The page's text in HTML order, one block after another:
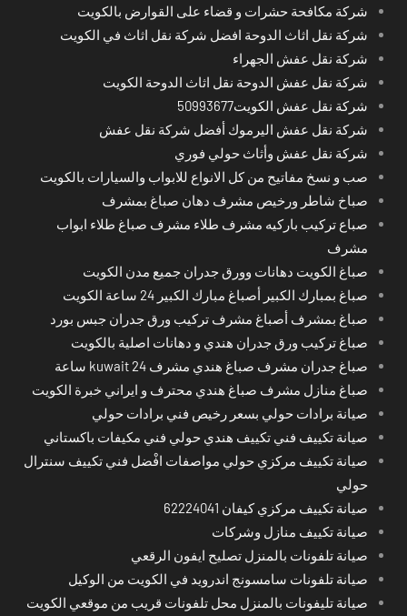
شركة مكافحة حشرات و قضاء على القوارض بالكويت
شركة نقل اثاث الدوحة افضل شركة نقل اثاث في الكويت
شركة نقل عفش الجهراء
شركة نقل عفش الدوحة نقل اثاث الدوحة الكويت
شركة نقل عفش الكويت50993677
شركة نقل عفش اليرموك أفضل شركة نقل عفش
شركة نقل عفش وأثاث حولي فوري
صب و نسخ مفاتيح من كل الانواع للابواب والسيارات بالكويت
صباخ شاطر ورخيص مشرف دهان صباغ بمشرف
صباع تركيب باركيه مشرف طلاء مشرف صباغ طلاء ابواب
مشرف
صباغ الكويت دهانات وورق جدران جميع مدن الكويت
صباغ بمبارك الكبير أصباغ مبارك الكبير 24 ساعة الكويت
صباغ بمشرف أصباغ مشرف تركيب ورق جدران جبس بورد
صباغ تركيب ورق جدران هندي و دهانات اصلية بالكويت
صباغ جدران مشرف صباغ هندي مشرف kuwait 24 ساعة
صباغ منازل مشرف صباغ هندي محترف و ايراني خبرة الكويت
صيانة برادات حولي بسعر رخيص فني برادات حولي
صيانة تكييف فني تكييف هندي حولي فني مكيفات باكستاني
صيانة تكييف مركزي حولي مواصفات افْضل فني تكييف سنترال
حولي
صيانة تكييف مركزي كيفان 62224041
صيانة تكييف منازل وشركات
صيانة تلفونات بالمنزل تصليح ايفون الرقعي
صيانة تلفونات سامسونج اندرويد في الكويت من الوكيل
صيانة تليفونات بالمنزل محل تلفونات قريب من موقعي الكويت